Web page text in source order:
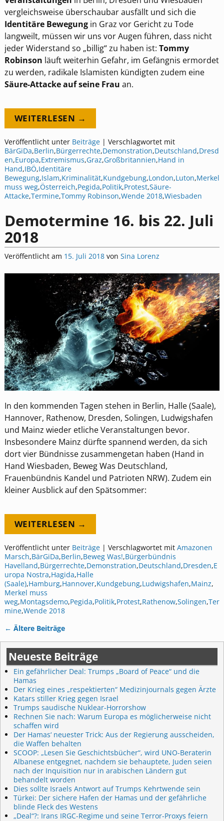
vergleichsweise überschaubar ausfällt und sich die
Identitäre Bewegungin Graz vor Gericht zu Tode
langweilt, müssen wir uns vor Augen führen, dass nicht
jeder Widerstand so „billig“ zu haben ist: Tommy
Robinson läuft weiterhin Gefahr, im Gefängnis ermordet
zu werden, radikale Islamisten kündigten zudem eine
Säure-Attacke auf seine Frau an.
WEITERLESEN →
Veröffentlicht unter Beiträge| Verschlagwortet mit
BärGiDa,Berlin,Bürgerrechte,Demonstration,Deutschland,Dresd
en,Europa,Extremismus,Graz,Großbritannien,Hand in
Hand,IBÖ,Identitäre
Bewegung,Islam,Kriminalität,Kundgebung,London,Luton,Merkel
muss weg,Österreich,Pegida,Politik,Protest,Säure-
Attacke,Termine,Tommy Robinson,Wende 2018,Wiesbaden
Demotermine 16. bis 22. Juli
2018
Veröffentlicht am 15. Juli 2018 von Sina Lorenz
In den kommenden Tagen stehen in Berlin, Halle (Saale),
Hannover, Rathenow, Dresden, Solingen, Ludwigshafen
und Mainz wieder etliche Veranstaltungen bevor.
Insbesondere Mainz dürfte spannend werden, da sich
dort vier Bündnisse zusammengetan haben (Hand in
Hand Wiesbaden, Beweg Was Deutschland,
Frauenbündnis Kandel und Patrioten NRW). Zudem ein
kleiner Ausblick auf den Spätsommer:
WEITERLESEN →
Veröffentlicht unter Beiträge| Verschlagwortet mit Amazonen
Marsch,BärGiDa,Berlin,Beweg Was!,Bürgerbündnis
Havelland,Bürgerrechte,Demonstration,Deutschland,Dresden,E
uropa Nostra,Hagida,Halle
(Saale),Hamburg,Hannover,Kundgebung,Ludwigshafen,Mainz,
Merkel muss
weg,Montagsdemo,Pegida,Politik,Protest,Rathenow,Solingen,Ter
mine,Wende 2018
Artikelnavigation
← Ältere Beiträge
Neueste Beiträge
Ein gefährlicher Deal: Trumps „Board of Peace“ und die
Hamas
Der Krieg eines „respektierten“ Medizinjournals gegen Ärzte
Katars stiller Krieg gegen Israel
Trumps saudische Nuklear-Horrorshow
Rechnen Sie nach: Warum Europa es möglicherweise nicht
schaffen wird
Der Hamas‘ neuester Trick: Aus der Regierung ausscheiden,
die Waffen behalten
SCOOP: „Lesen Sie Geschichtsbücher“, wird UNO-Beraterin
Albanese entgegnet, nachdem sie behauptete, Juden seien
nach der Inquisition nur in arabischen Ländern gut
behandelt worden
Dies sollte Israels Antwort auf Trumps Kehrtwende sein
Türkei: Der sichere Hafen der Hamas und der gefährliche
blinde Fleck des Westens
„Deal“?: Irans IRGC-Regime und seine Terror-Proxys feiern